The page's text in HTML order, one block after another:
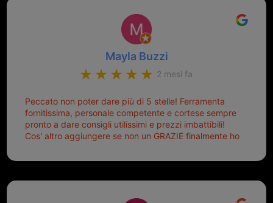
Mayla Buzzi
2 mesi fa
Peccato non poter dare più di 5 stelle! Ferramenta
fornitissima, personale competente e cortese sempre
pronto a dare consigli utilissimi e prezzi imbattibili!
Cos' altro aggiungere se non un GRAZIE finalmente ho
mio riferimento. Ah dimenticavo...da loro sono riuscita
Top top top!!!